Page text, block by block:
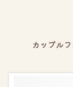
カップル